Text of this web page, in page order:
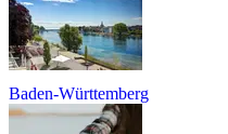
Baden-Württemberg